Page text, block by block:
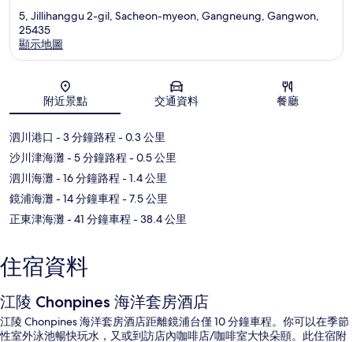
5, Jillihanggu 2-gil, Sacheon-myeon, Gangneung, Gangwon,
25435
顯示地圖
附近景點 交通資料 餐廳
泗川港口 - 3 分鐘路程 - 0.3 公里
沙川津海灘- 5 分鐘路程 - 0.5 公里
泗川海灘- 16 分鐘路程 - 1.4 公里
鏡浦海灘- 14 分鐘車程 - 7.5 公里
正東津海灘- 41 分鐘車程 - 38.4 公里
住宿資料
江陵 Chonpines 海洋套房酒店
江陵 Chonpines 海洋套房酒店距離鏡浦台僅 10 分鐘車程。你可以在季節
性室外泳池暢快玩水，又或到訪店內咖啡店/咖啡室大快朵頤。此住宿附